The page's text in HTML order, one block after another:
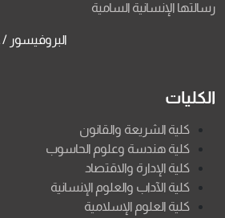
رسالتها الإنسانية السامية
البروفيسور
الكليات
كلية الشريعة والقانون
كلية هندسة وعلوم الحاسوب
كلية الإدارة والاقتصاد
كلية الآداب والعلوم الإنسانية
كلية العلوم الإسلامية